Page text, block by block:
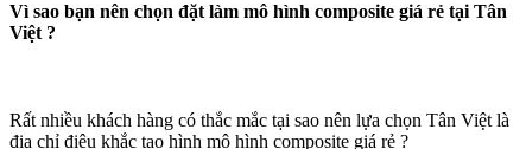
Vì sao bạn nên chọn đặt làm mô hình composite giá rẻ tại Tân
Việt ?
Rất nhiều khách hàng có thắc mắc tại sao nên lựa chọn Tân Việt là
địa chỉ điêu khắc tạo hình mô hình composite giá rẻ ?